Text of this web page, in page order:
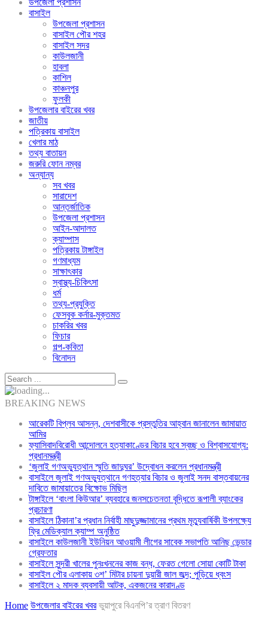
উপজেলা প্রশাসন
বাসাইল
উপজেলা প্রশাসন
বাসাইল পৌর শহর
বাসাইল সদর
কাউলজানী
হাবলা
কাশিল
কাঞ্চনপুর
ফুলকী
উপজেলার বাইরের খবর
জাতীয়
পত্রিকায় বাসাইল
খেলার মাঠ
তথ্য বাতায়ন
জরুরি ফোন নম্বর
অন্যান্য
সব খবর
সারাদেশ
আন্তর্জাতিক
উপজেলা প্রশাসন
আইন-আদালত
ক্যাম্পাস
পত্রিকায় টাঙ্গাইল
গণমাধ্যম
সাক্ষাৎকার
স্বাস্থ্য-চিকিৎসা
ধর্ম
তথ্য-প্রযুক্তি
ফেসবুক কর্নার-মুক্তমত
চাকরির খবর
ফিচার
গল্প-কবিতা
বিনোদন
BREAKING NEWS
আরেকটি বিপ্লব আসন্ন, দেশবাসীকে প্রস্তুতির আহ্বান জানালেন জামায়াত
আমির
ফ্যাসিবাদবিরোধী আন্দোলনে হত্যাকাণ্ডের বিচার হবে স্বচ্ছ ও বিশ্বাসযোগ্য:
প্রধানমন্ত্রী
‘জুলাই গণঅভ্যুত্থান স্মৃতি জাদুঘর’ উদ্বোধন করলেন প্রধানমন্ত্রী
বাসাইলে জুলাই গণঅভ্যুত্থানে গণহত্যার বিচার ও জুলাই সনদ বাস্তবায়নের
দাবিতে জামায়াতের বিক্ষোভ মিছিল
টাঙ্গাইলে ‘বাংলা কিউআর’ ব্যবহারে জনসচেতনতা বৃদ্ধিতে রূপালী ব্যাংকের
প্রচারণা
বাসাইলে ঠিকানা’র প্রধান নির্বাহী মাছুদুজ্জামানের প্রথম মৃত্যুবার্ষিকী উপলক্ষ্যে
ফ্রি মেডিক্যাল ক্যাম্প অনুষ্ঠিত
বাসাইলে কাউলজানী ইউনিয়ন আওয়ামী লীগের সাবেক সভাপতি আনিছ ভেন্ডার
গ্রেফতার
বাসাইলে সুন্দরী খালের পুনঃখননের কাজ বন্ধ, ফেরত গেলো সোয়া কোটি টাকা
বাসাইল পৌর এলাকায় ৩শ’ মিটার চায়না দুয়ারী জাল জব্দ; পুড়িয়ে ধ্বংস
বাসাইলে ২ মাদক ব্যবসায়ী আটক, একজনের কারাদণ্ড
Home উপজেলার বাইরের খবর ভুয়াপুরে বিএনপি’র ত্রাণ বিতরণ